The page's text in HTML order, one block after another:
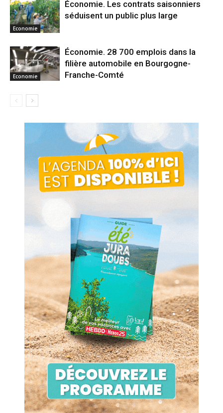
Economie
Économie. Les contrats saisonniers
séduisent un public plus large
Economie
Économie. 28 700 emplois dans la
filière automobile en Bourgogne-
Franche-Comté